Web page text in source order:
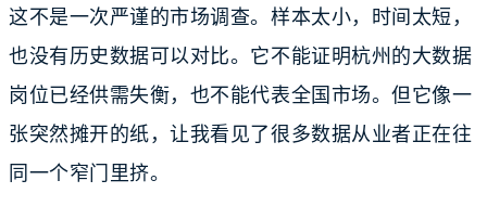
这不是一次严谨的市场调查。样本太小，时间太短，
也没有历史数据可以对比。它不能证明杭州的大数据
岗位已经供需失衡，也不能代表全国市场。但它像一
张突然摊开的纸，让我看见了很多数据从业者正在往
同一个窄门里挤。